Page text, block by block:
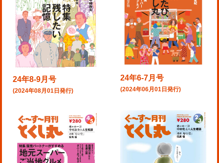
24年8-9月号
(2024年08月01日発行)
24年6-7月号
(2024年06月01日発行)